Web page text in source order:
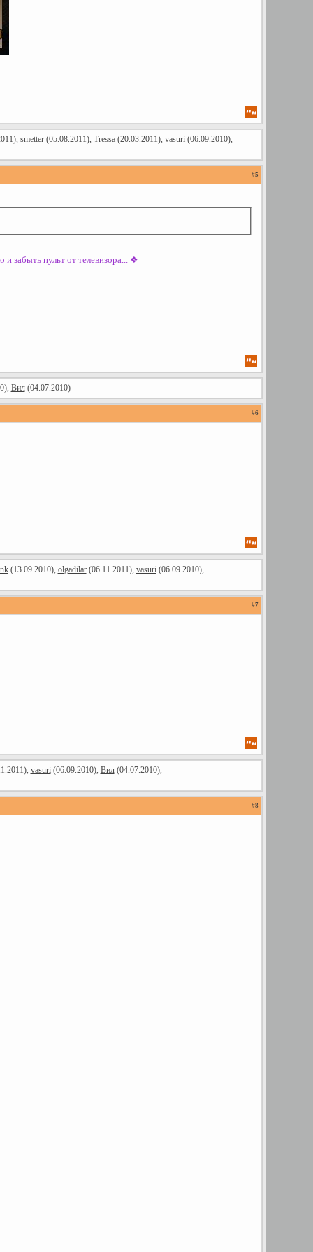
smetter(05.08.2011), Tressa(20.03.2011), vasuri(06.09.2010),
#5
забыть пульт от телевизора... ❖
Вил(04.07.2010)
#6
(13.09.2010), olgadilar(06.11.2011), vasuri(06.09.2010),
#7
vasuri(06.09.2010), Вил(04.07.2010),
#8